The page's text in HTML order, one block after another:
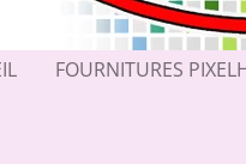
FOURNITURES